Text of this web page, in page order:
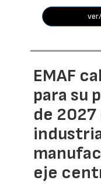
EMAF
para su
de 2027
eje